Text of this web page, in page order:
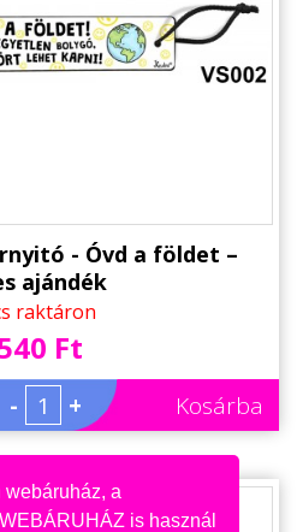
webáruház, a
is használ
- Óvd a földet –
ajándék
raktáron
Ft
- + Kosárba